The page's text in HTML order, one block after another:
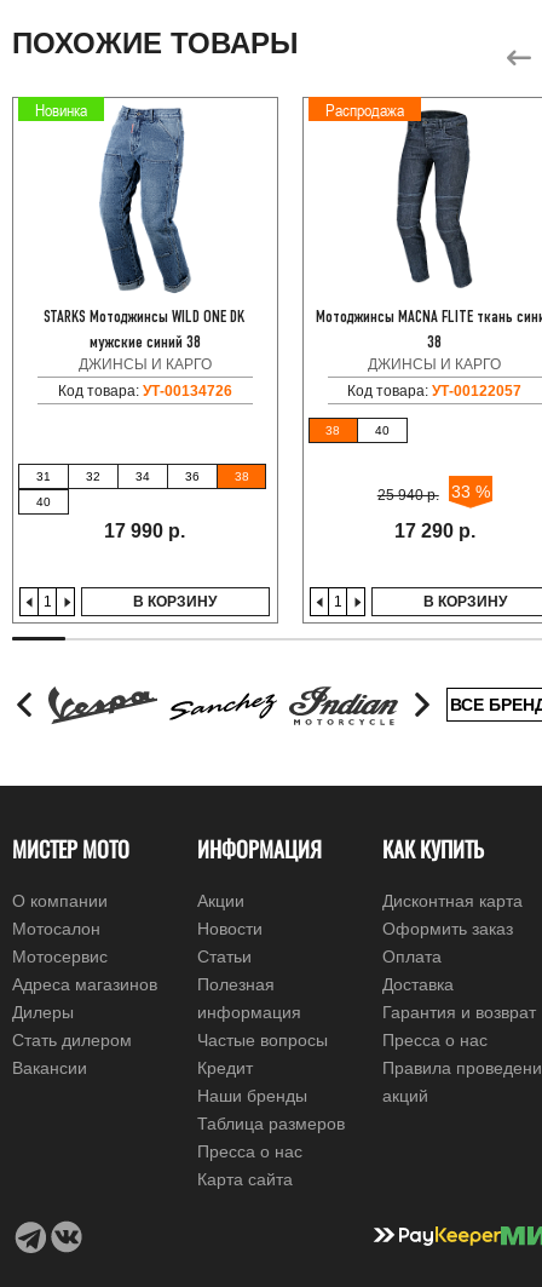
ПОХОЖИЕ ТОВАРЫ
Новинка
STARKS Мотоджинсы WILD ONE DK
мужские синий 38
ДЖИНСЫ И КАРГО
Код товара: УТ-00134726
31 32 34 36
38
40
17 990 р.
В КОРЗИНУ
Распродажа
Мотоджинсы MACNA FLITE ткань
38
ДЖИНСЫ И КАРГО
Код товара:УТ-00122057
38 40
25 940 р. 33 %
17 290 р.
В КОРЗИНУ
ВСЕ
МИСТЕР МОТО
О компании
Мотосалон
Мотосервис
Адреса магазинов
Дилеры
Стать дилером
Вакансии
ИНФОРМАЦИЯ
Акции
Новости
Статьи
Полезная
информация
Частые вопросы
Кредит
Наши бренды
Таблица размеров
Пресса о нас
Карта сайта
КАК КУПИТЬ
Дисконтная карта
Оформить заказ
Оплата
Доставка
Гарантия и возврат
Пресса о нас
Правила
акций